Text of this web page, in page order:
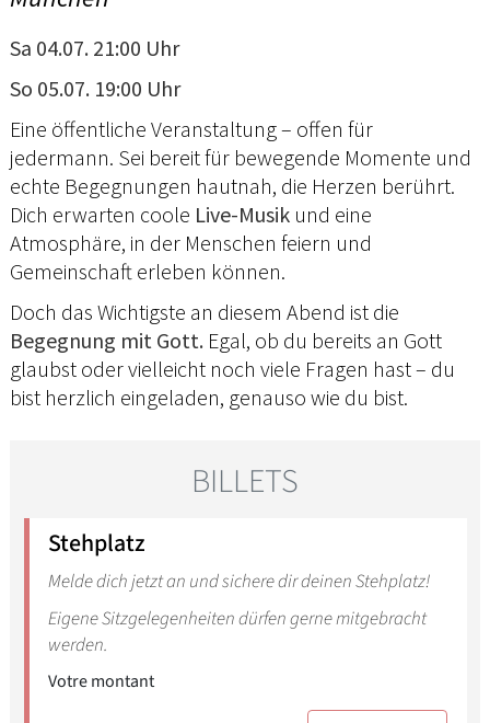
Sa 04.07. 21:00 Uhr
So 05.07. 19:00 Uhr
Eine öffentliche Veranstaltung – offen für
jedermann. Sei bereit für bewegende Momente und
echte Begegnungen hautnah, die Herzen berührt.
Dich erwarten coole Live-Musik und eine
Atmosphäre, in der Menschen feiern und
Gemeinschaft erleben können.
Doch das Wichtigste an diesem Abend ist die
Begegnung mit Gott. Egal, ob du bereits an Gott
glaubst oder vielleicht noch viele Fragen hast – du
bist herzlich eingeladen, genauso wie du bist.